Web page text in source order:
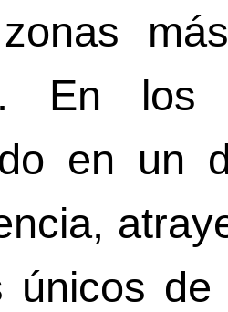
En
en un
únicos